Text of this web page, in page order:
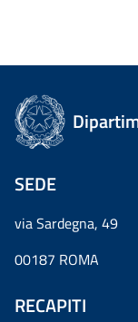
SEDE
via Sardegna, 49
00187 ROMA
RECAPITI